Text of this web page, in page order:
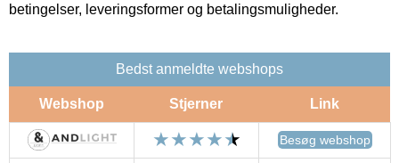
betingelser, leveringsformer og betalingsmuligheder.
Bedst anmeldte webshops
Webshop Stjerner Link
Besøg webshop